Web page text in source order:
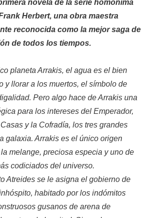
novela de la serie homónima
Herbert, una obra maestra
reconocida como la mejor saga de
de todos los tiempos.
planeta Arrakis, el agua es el bien
y llorar a los muertos, el símbolo de
Pero algo hace de Arrakis una
para los intereses del Emperador,
y la Cofradía, los tres grandes
galaxia. Arrakis es el único origen
melange, preciosa especia y uno de
codiciados del universo.
Atreides se le asigna el gobierno de
habitado por los indómitos
gusanos de arena de